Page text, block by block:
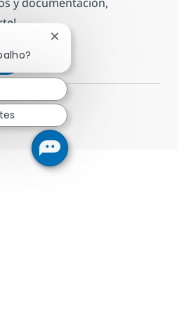
Salesforce Business Analyst
Salvar Salesforce Business Analyst
Fechar notificação de